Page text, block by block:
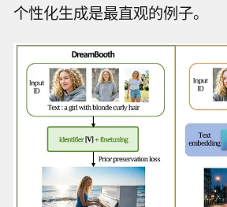
个性化生成是最直观的例子。